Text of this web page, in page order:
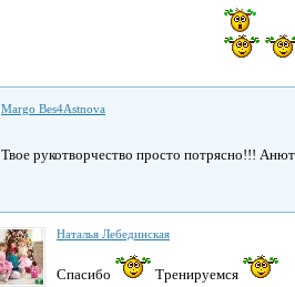
Margo Bes4Astnova
Твое рукотворчество просто потрясно!!!
Наталья Лебединская
Спасибо Тренируемся